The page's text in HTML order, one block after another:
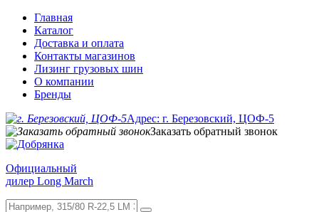
Главная
Каталог
Доставка и оплата
Контакты магазинов
Лизинг грузовых шин
О компании
Бренды
Адрес: г. Березовский, ЦОФ-5
Заказать обратный звонок
Официальный
дилер Long March